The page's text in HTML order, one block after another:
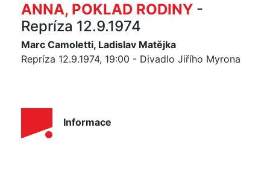
ANNA, POKLAD RODINY -
Repríza 12.9.1974
Marc Camoletti, Ladislav Matějka
Repríza 12.9.1974, 19:00 - Divadlo Jiřího Myrona
Informace